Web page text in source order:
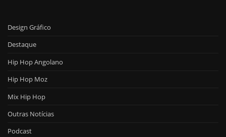
Design Gráfico
Destaque
Hip Hop Angolano
Hip Hop Moz
Mix Hip Hop
Outras Notícias
Podcast